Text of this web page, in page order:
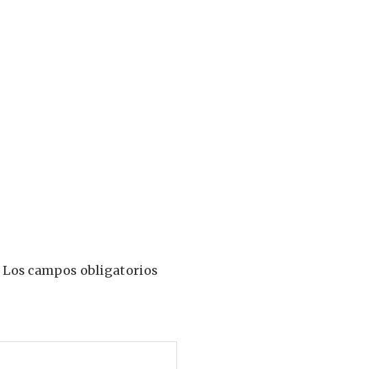
Los campos obligatorios